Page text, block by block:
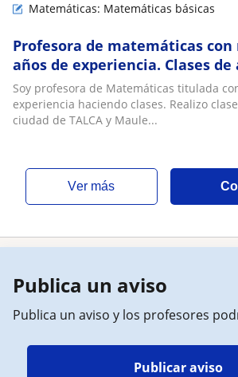
Matemáticas: Matemáticas básicas
Profesora de matemáticas con
años de experiencia. Clases de
preparación de pruebas -
Soy profesora de Matemáticas titulada
experiencia haciendo clases. Realizo
ciudad de TALCA y Maule...
ver más
Publica un aviso
Publica un aviso y los profesores
Publicar aviso